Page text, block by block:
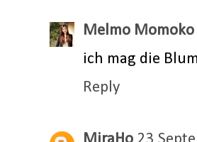
Melmo Momoko
ich mag die
Reply